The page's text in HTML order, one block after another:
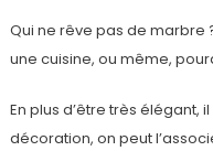
Qui ne rêve pas de marbre
une cuisine, ou même,
En plus d’être très élégant,
décoration, on peut